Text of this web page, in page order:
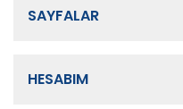
SAYFALAR
HESABIM